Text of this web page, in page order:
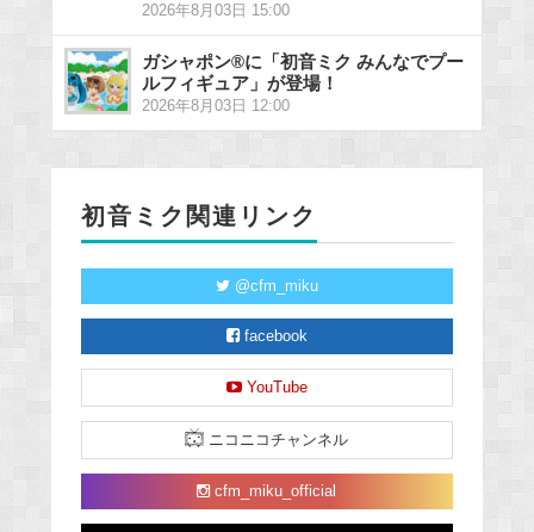
2026年8月03日 15:00
ガシャポン®に「初音ミク みんなでプー
ルフィギュア」が登場！
2026年8月03日 12:00
初音ミク関連リンク
@cfm_miku
facebook
YouTube
ニコニコチャンネル
cfm_miku_official